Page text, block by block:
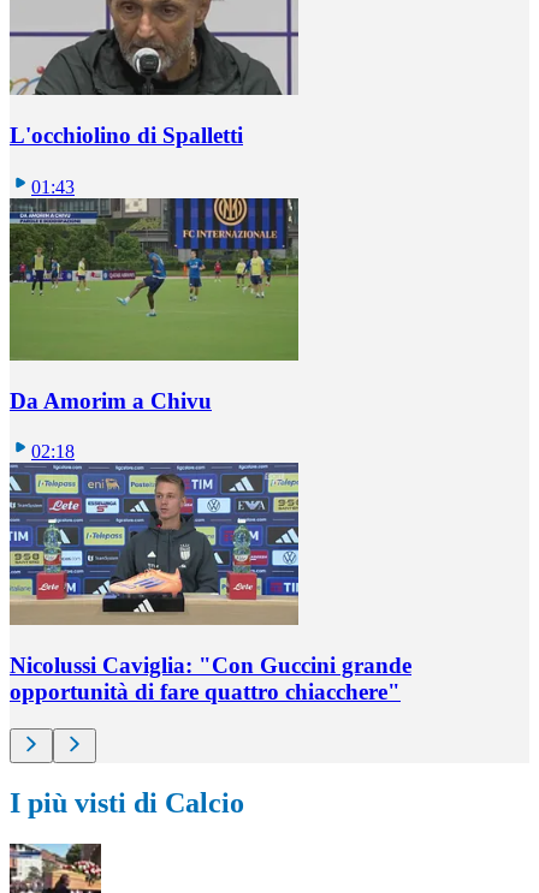
L'occhiolino di Spalletti
01:43
Da Amorim a Chivu
02:18
Nicolussi Caviglia: "Con Guccini grande
opportunità di fare quattro chiacchere"
I più visti di Calcio